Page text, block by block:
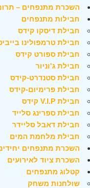
השכרת מתנפחים –
חבילות מתנפחים
חבילת דיסקו קידס
חבילת טרמפולינו
חבילת ספורט קידס
חבילת ג'וניור
חבילת סטנדרט-קידס
חבילת פרימיום-קידס
חבילת V.I.P קידס
חבילת ספרינג סלייד
חבילת דאבל סליידר
חבילת מלחמת המים
השכרת מתנפחים
השכרת ציוד לאירועים
קטלוג מתנפחים
שולחנות משחק